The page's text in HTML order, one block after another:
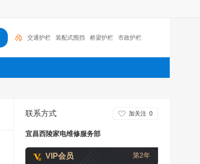
交通护栏 装配式围挡 桥梁护栏 市政护栏
联系方式 加关注 0
宜昌西陵家电维修服务部
VIP会员 第2年